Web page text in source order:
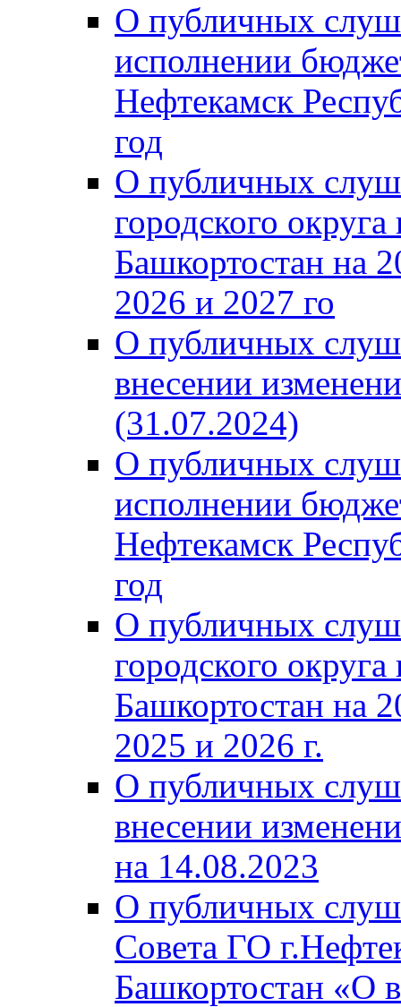
О публичных
исполнении
Нефтекамск
год
О публичных
городского
Башкортостан на
2026 и 2027 го
О публичных
внесении
(31.07.2024)
О публичных
исполнении
Нефтекамск
год
О публичных
городского
Башкортостан на
2025 и 2026 г.
О публичных
внесении
на 14.08.2023
О публичных
Совета ГО
Башкортостан «О